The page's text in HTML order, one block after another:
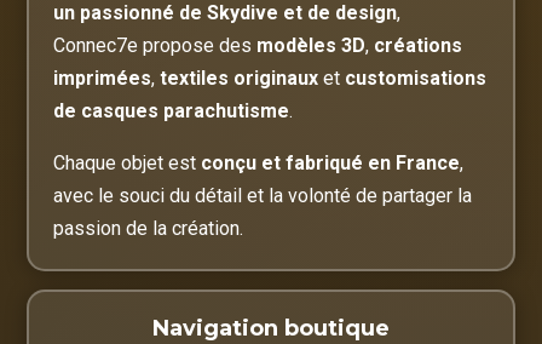
un passionné de Skydive et de design,
Connec7e propose des modèles 3D, créations
imprimées,textiles originaux et customisations
de casques parachutisme.
Chaque objet est conçu et fabriqué en France,
avec le souci du détail et la volonté de partager la
passion de la création.
Navigation boutique